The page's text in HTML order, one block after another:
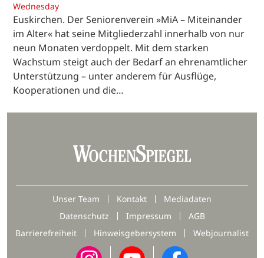
Wednesday
Euskirchen. Der Seniorenverein »MiA – Miteinander
im Alter« hat seine Mitgliederzahl innerhalb von nur
neun Monaten verdoppelt. Mit dem starken
Wachstum steigt auch der Bedarf an ehrenamtlicher
Unterstützung – unter anderem für Ausflüge,
Kooperationen und die…
Unser Team Kontakt
Mediadaten
Datenschutz
Impressum
AGB
Barrierefreiheit
Hinweisgebersystem Webjournalist